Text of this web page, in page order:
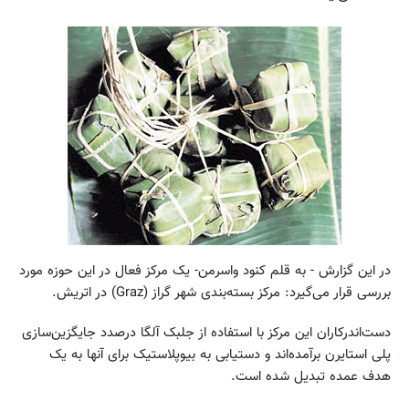
در این گزارش - به قلم کنود واسرمن- یک مرکز فعال در این حوزه مورد
بررسی قرار می‌گیرد: مرکز بسته‌بندی شهر گراز (Graz) در اتریش.
دست‌اندرکاران این مرکز با استفاده از جلبک آلگا درصدد جایگزین‌سازی
پلی استایرن برآمده‌اند و دستیابی به بیوپلاستیک برای آنها به یک
هدف عمده تبدیل شده است.